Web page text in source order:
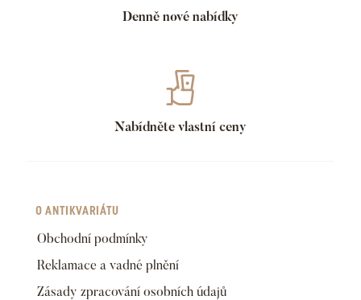
Denně nové nabídky
Nabídněte vlastní ceny
O ANTIKVARIÁTU
Obchodní podmínky
Reklamace a vadné plnění
Zásady zpracování osobních údajů